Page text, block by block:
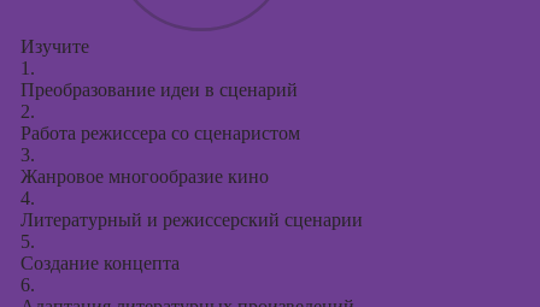
Изучите
1.
Преобразование идеи в сценарий
2.
Работа режиссера со сценаристом
3.
Жанровое многообразие кино
4.
Литературный и режиссерский сценарии
5.
Создание концепта
6.